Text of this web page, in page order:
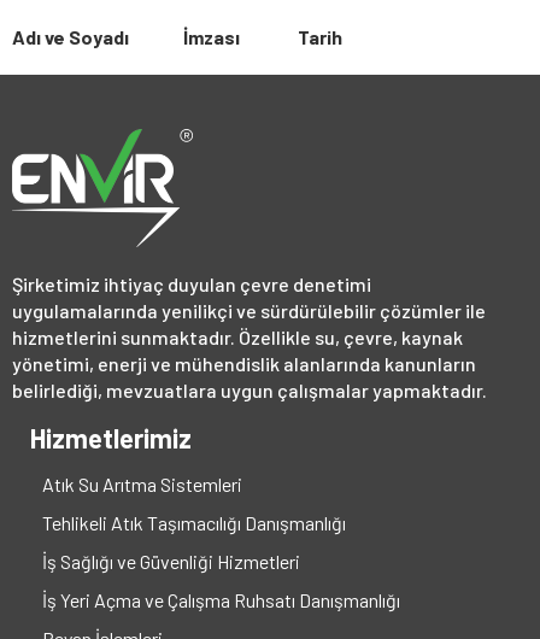
Adı ve Soyadı İmzası Tarih
Şirketimiz ihtiyaç duyulan çevre denetimi
uygulamalarında yenilikçi ve sürdürülebilir çözümler ile
hizmetlerini sunmaktadır. Özellikle su, çevre, kaynak
yönetimi, enerji ve mühendislik alanlarında kanunların
belirlediği, mevzuatlara uygun çalışmalar yapmaktadır.
Hizmetlerimiz
Atık Su Arıtma Sistemleri
Tehlikeli Atık Taşımacılığı Danışmanlığı
İş Sağlığı ve Güvenliği Hizmetleri
İş Yeri Açma ve Çalışma Ruhsatı Danışmanlığı